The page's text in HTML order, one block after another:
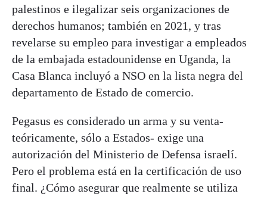
palestinos e ilegalizar seis organizaciones de
derechos humanos; también en 2021, y tras
revelarse su empleo para investigar a empleados
de la embajada estadounidense en Uganda, la
Casa Blanca incluyó a NSO en la lista negra del
departamento de Estado de comercio.
Pegasus es considerado un arma y su venta-
teóricamente, sólo a Estados- exige una
autorización del Ministerio de Defensa israelí.
Pero el problema está en la certificación de uso
final. ¿Cómo asegurar que realmente se utiliza